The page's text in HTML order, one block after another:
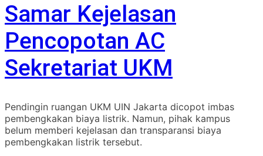
Samar Kejelasan
Pencopotan AC
Sekretariat UKM
Pendingin ruangan UKM UIN Jakarta dicopot imbas
pembengkakan biaya listrik. Namun, pihak kampus
belum memberi kejelasan dan transparansi biaya
pembengkakan listrik tersebut.